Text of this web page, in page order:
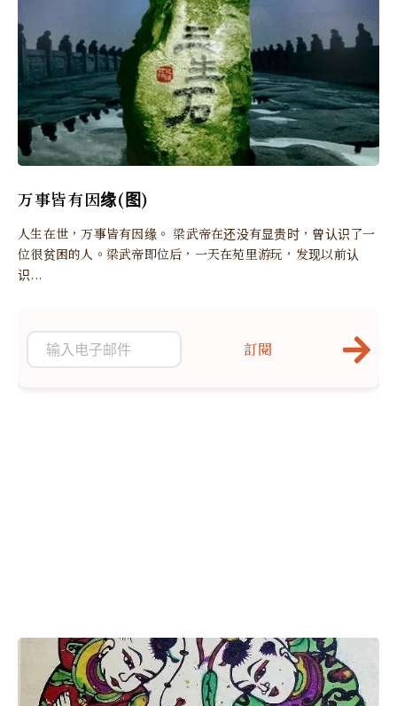
万事皆有因缘(图)
人生在世，万事皆有因缘。 梁武帝在还没有显贵时，曾认识了一
位很贫困的人。梁武帝即位后，一天在苑里游玩，发现以前认
识...
訂閱